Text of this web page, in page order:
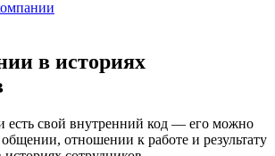
в историях
есть свой внутренний код — его можно
отношении к работе и результату